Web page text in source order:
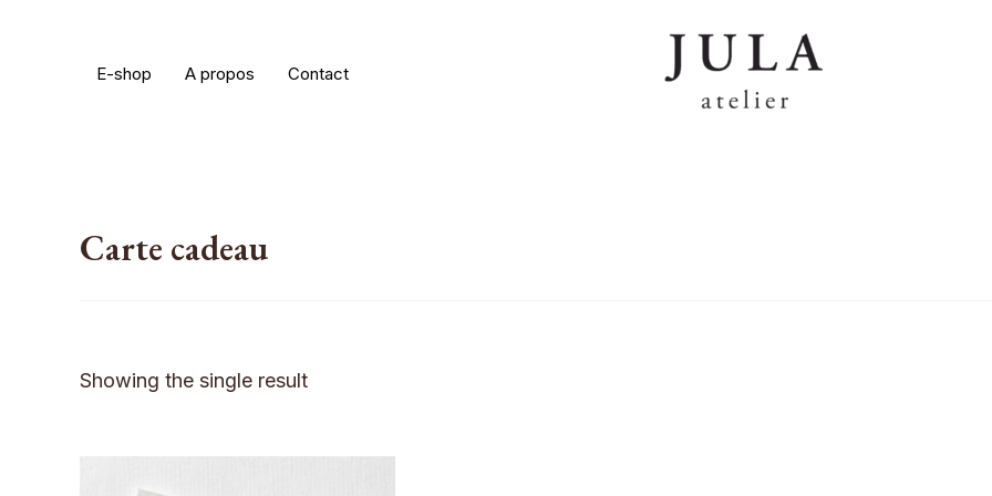
E-shop A propos Contact
Carte cadeau
Showing the single result